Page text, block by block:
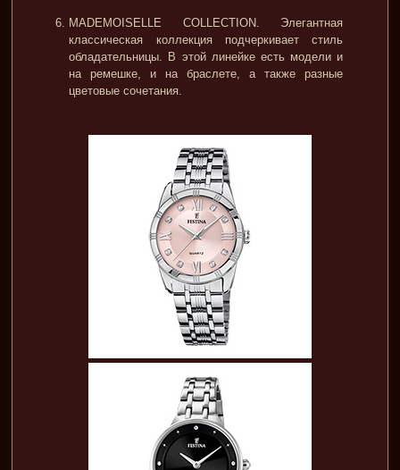
MADEMOISELLE COLLECTION. Элегантная
классическая коллекция подчеркивает стиль
обладательницы. В этой линейке есть модели и
на ремешке, и на браслете, а также разные
цветовые сочетания.